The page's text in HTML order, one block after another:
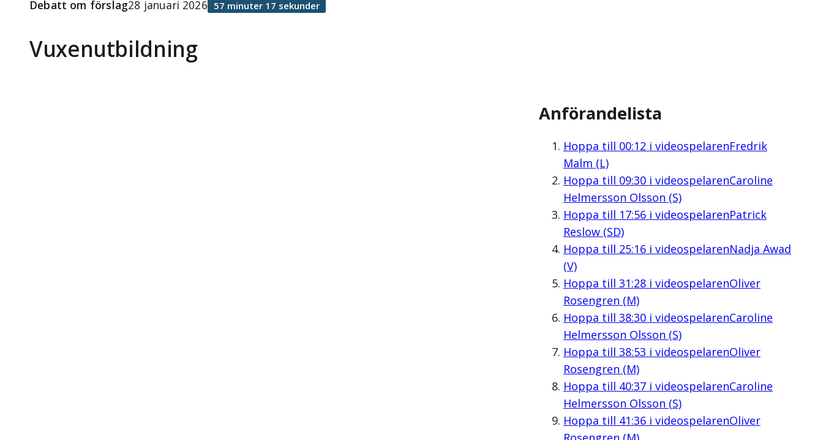
Vuxenutbildning
Debatt om förslag28 januari 2026 57 minuter 17 sekunder
Anförandelista
Hoppa till 00:12 i videospelarenFredrik
Malm (L)
Hoppa till 09:30i videospelarenCaroline
Helmersson Olsson (S)
Hoppa till 17:56i videospelarenPatrick
Reslow (SD)
Hoppa till 25:16i videospelarenNadja Awad
(V)
Hoppa till 31:28i videospelarenOliver
Rosengren (M)
Hoppa till 38:30i videospelarenCaroline
Helmersson Olsson (S)
Hoppa till 38:53 i videospelarenOliver
Rosengren (M)
Hoppa till 40:37i videospelarenCaroline
Helmersson Olsson (S)
Hoppa till 41:36i videospelarenOliver